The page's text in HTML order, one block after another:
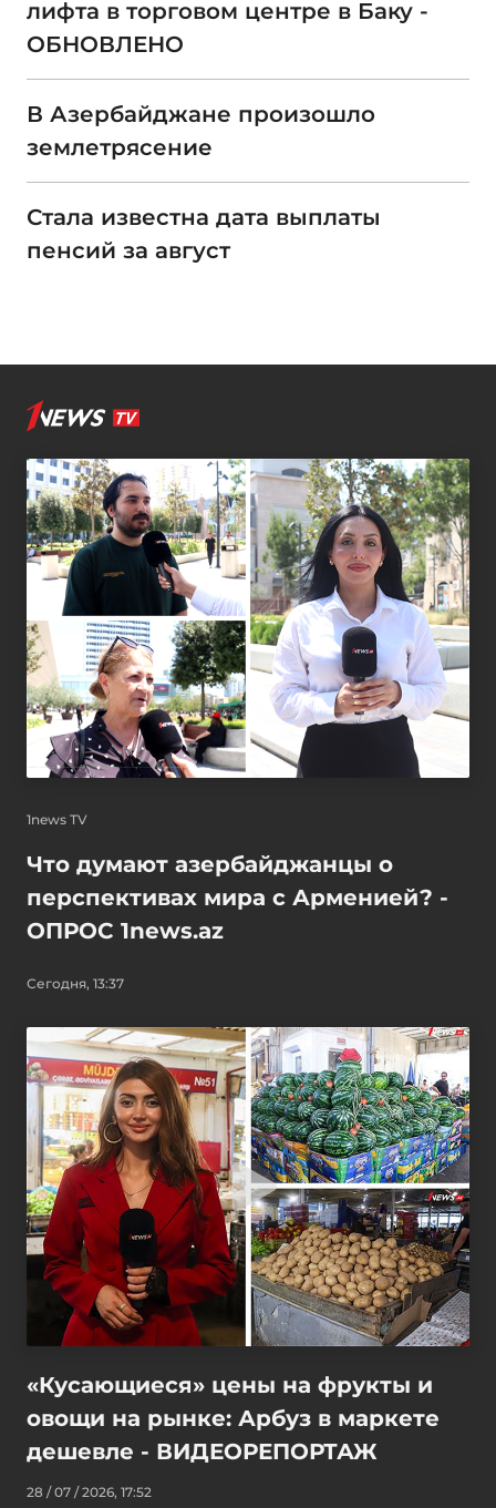
лифта в торговом центре в Баку -
ОБНОВЛЕНО
В Азербайджане произошло
землетрясение
Стала известна дата выплаты
пенсий за август
1news TV
Что думают азербайджанцы о
перспективах мира с Арменией? -
ОПРОС 1news.az
Сегодня, 13:37
«Кусающиеся» цены на фрукты и
овощи на рынке: Арбуз в маркете
дешевле - ВИДЕОРЕПОРТАЖ
28 / 07 / 2026, 17:52